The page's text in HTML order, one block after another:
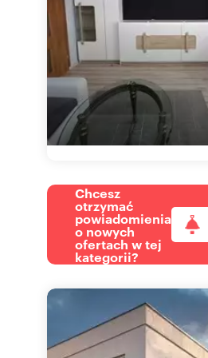
Chcesz
otrzymać
powiadomienia
o nowych
ofertach w tej
kategorii?